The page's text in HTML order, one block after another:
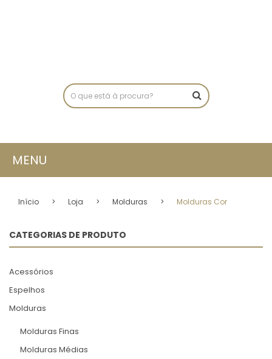
MENU
SOBRE NÓS
PORTEFÓLIO
CONTACTOS
Início > Loja > Molduras > Molduras Cor
CATEGORIAS DE PRODUTO
Acessórios
Espelhos
Molduras
Molduras Finas
Molduras Médias